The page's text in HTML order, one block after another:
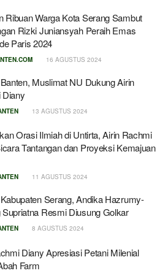
Ribuan Warga Kota Serang Sambut
Rizki Juniansyah Peraih Emas
Paris 2024
16 AGUSTUS 2024
Muslimat NU Dukung Airin
13 AGUSTUS 2024
Orasi Ilmiah di Untirta, Airin Rachmi
Tantangan dan Proyeksi Kemajuan
11 AGUSTUS 2024
Serang, Andika Hazrumy-
Supriatna Resmi Diusung Golkar
8 AGUSTUS 2024
Diany Apresiasi Petani Milenial
Farm